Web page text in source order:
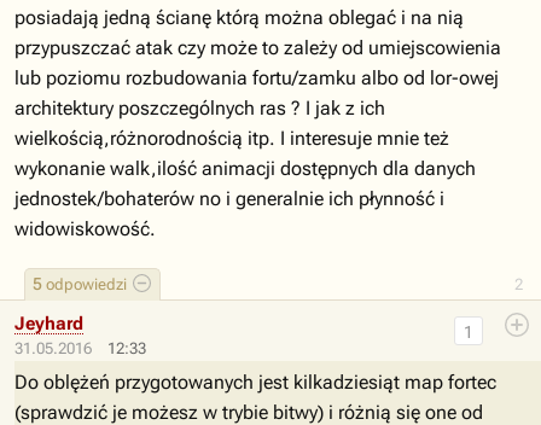
2
5 odpowiedzi
posiadają jedną ścianę którą można oblegać i na nią
przypuszczać atak czy może to zależy od umiejscowienia
lub poziomu rozbudowania fortu/zamku albo od lor-owej
architektury poszczególnych ras ? I jak z ich
wielkością,różnorodnością itp. I interesuje mnie też
wykonanie walk,ilość animacji dostępnych dla danych
jednostek/bohaterów no i generalnie ich płynność i
widowiskowość.
31.05.2016 12:33
1
Jeyhard
Do oblężeń przygotowanych jest kilkadziesiąt map fortec
(sprawdzić je możesz w trybie bitwy) i różnią się one od